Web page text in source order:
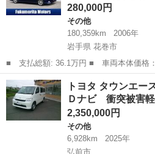
280,000円
その他
180,359km
2006年
岩手県 花巻市
■ 支払総額: 36.1万円 ■ 車両本体価格： 280,000 円 ■ メーカー
名： トヨタ ■ 車種名： アイシス
Ｇエディション ＥＴＣ 両側電動スラ
ス シートア...
岩手 花巻市 その他
トヨタ タウンエ
Ｄナビ 衝突被害
2,350,000円
その他
6,928km
2025年
弘前市